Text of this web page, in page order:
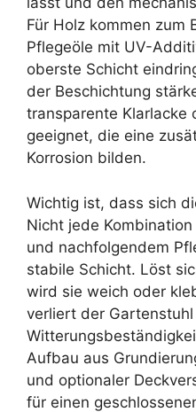
Für Holz kommen zum
Pflegeöle mit UV-
oberste Schicht
der Beschichtung
transparente Klarlacke
geeignet, die eine
Korrosion bilden.
Wichtig ist, dass sich
Nicht jede
und nachfolgendem
stabile Schicht. Löst
wird sie weich oder
verliert der
Aufbau aus
und optionaler
für einen